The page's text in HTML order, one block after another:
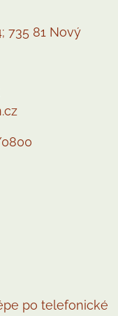
735 81 Nový
po telefonické